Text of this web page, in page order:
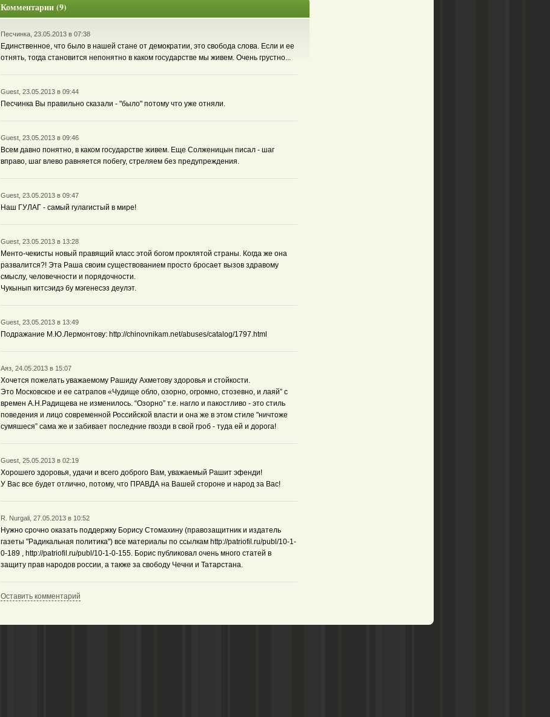
Комментарии (9)
Песчинка, 23.05.2013 в 07:38
Единственное, что было в нашей стане от демократии, это свобода слова. Если и ее
отнять, тогда становится непонятно в каком государстве мы живем. Очень грустно...
Guest, 23.05.2013 в 09:44
Песчинка Вы правильно сказали - "было" потому что уже отняли.
Guest, 23.05.2013 в 09:46
Всем давно понятно, в каком государстве живем. Еще Солженицын писал - шаг
вправо, шаг влево равняется побегу, стреляем без предупреждения.
Guest, 23.05.2013 в 09:47
Наш ГУЛАГ - самый гулагистый в мире!
Guest, 23.05.2013 в 13:28
Менто-чекисты новый правящий класс этой богом проклятой страны. Когда же она
развалится?! Эта Раша своим существованием просто бросает вызов здравому
смыслу, человечности и порядочности.
Чукынып китсэидэ бу мэгенесэз деулэт.
Guest, 23.05.2013 в 13:49
Подражание М.Ю.Лермонтову: http://chinovnikam.net/abuses/catalog/1797.html
Аяз, 24.05.2013 в 15:07
Хочется пожелать уважаемому Рашиду Ахметову здоровья и стойкости.
Это Московское и ее сатрапов «Чудище обло, озорно, огромно, стозевно, и лаяй” с
времен А.Н.Радищева не изменилось. “Озорно” т.е. нагло и пакостливо - это стиль
поведения и лицо современной Российской власти и она же в этом стиле "ничтоже
сумяшеся” сама же и забивает последние гвозди в свой гроб - туда ей и дорога!
Guest, 25.05.2013 в 02:19
Хорошего здоровья, удачи и всего доброго Вам, уважаемый Рашит эфенди!
У Вас все будет отлично, потому, что ПРАВДА на Вашей стороне и народ за Вас!
R. Nurgali, 27.05.2013 в 10:52
Нужно срочно оказать поддержку Борису Стомахину (правозащитник и издатель
газеты "Радикальная политика") все материалы по ссылкам http://patriofil.ru/publ/10-1-
0-189 , http://patriofil.ru/publ/10-1-0-155. Борис публиковал очень много статей в
защиту прав народов россии, а также за свободу Чечни и Татарстана.
Оставить комментарий